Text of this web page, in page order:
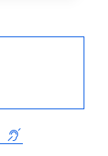
(s'ouvre dans